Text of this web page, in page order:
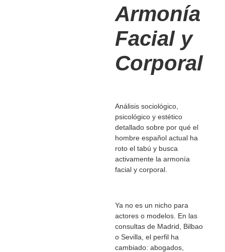
Armonía
Facial y
Corporal
Análisis sociológico,
psicológico y estético
detallado sobre por qué el
hombre español actual ha
roto el tabú y busca
activamente la armonía
facial y corporal.
Ya no es un nicho para
actores o modelos. En las
consultas de Madrid, Bilbao
o Sevilla, el perfil ha
cambiado: abogados,